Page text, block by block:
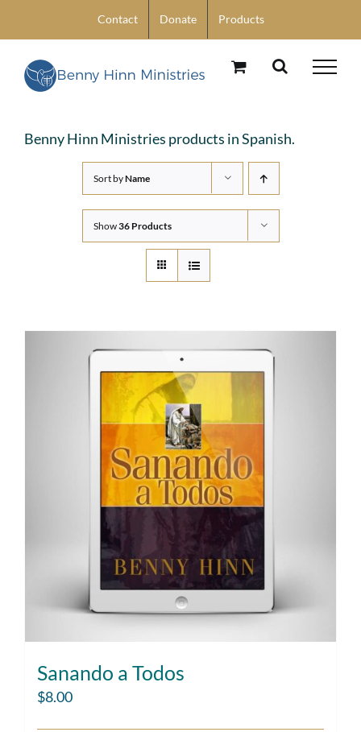
content
Contact Donate Products
Benny Hinn Ministries products in Spanish.
Sort byName
Show36 Products
Sanando a Todos
$8.00